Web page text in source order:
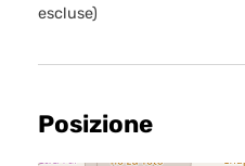
escluse)
Posizione